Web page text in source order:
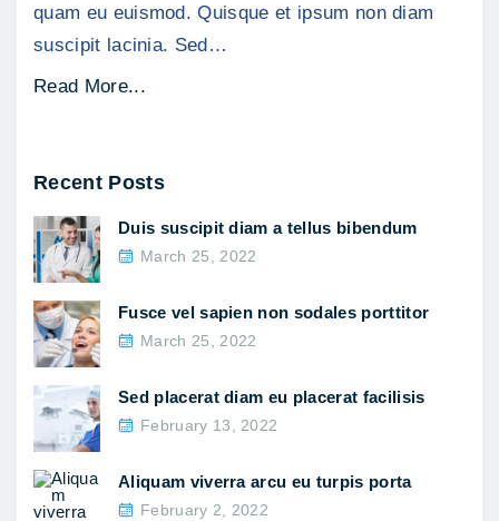
m
o
quam eu euismod. Quisque et ipsum non diam
suscipit lacinia. Sed…
Read More..."
s
i
u
l
m
i
Recent Posts
Duis suscipit diam a tellus bibendum
March 25, 2022
Fusce vel sapien non sodales porttitor
March 25, 2022
Sed placerat diam eu placerat facilisis
February 13, 2022
Aliquam viverra arcu eu turpis porta
February 2, 2022